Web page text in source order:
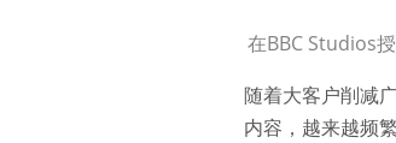
在BBC Studios
随着大客户削减
内容，越来越频